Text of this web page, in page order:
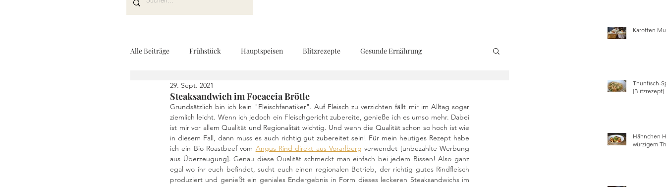
Alle Beiträge Frühstück Hauptspeisen Blitzrezepte Gesunde Ernährung
Kuchen und Desserts
Drinks Fingerfood Geschenke aus der Küche Kinderküche Low Carb
REZEPTKARTEN Rezeptvideo vegan Kekse und Pralinen Vegetarisch
Steaksandwich im Focaccia Brötle
29. Sept. 2021
Grundsätzlich bin ich kein "Fleischfanatiker". Auf Fleisch zu verzichten fällt mir im Alltag sogar
ziemlich leicht. Wenn ich jedoch ein Fleischgericht zubereite, genieße ich es umso mehr. Dabei
ist mir vor allem Qualität und Regionalität wichtig. Und wenn die Qualität schon so hoch ist wie
in diesem Fall, dann muss es auch richtig gut zubereitet sein! Für mein heutiges Rezept habe
ich ein Bio Roastbeef vom Angus Rind direkt aus Vorarlberg verwendet [unbezahlte Werbung
aus Überzeugung]. Genau diese Qualität schmeckt man einfach bei jedem Bissen! Also ganz
egal wo ihr euch befindet, sucht euch einen regionalen Betrieb, der richtig gutes Rindfleisch
produziert und genießt ein geniales Endergebnis in Form dieses leckeren Steaksandwichs im
Karotten
Thunfisch-
[Blitzrezept]
Hähnchen
würzigem